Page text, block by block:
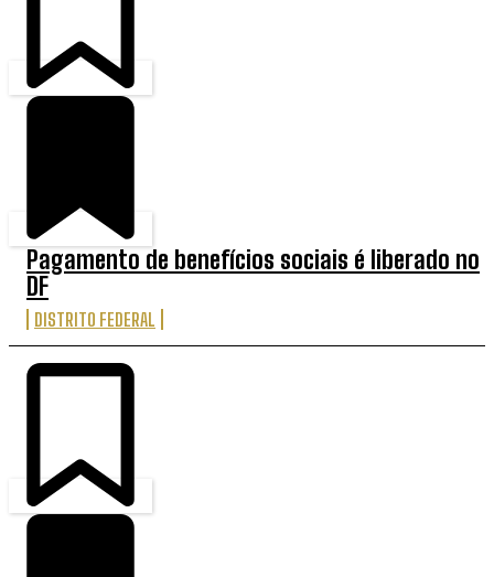
Pagamento de benefícios sociais é liberado no
DF
DISTRITO FEDERAL